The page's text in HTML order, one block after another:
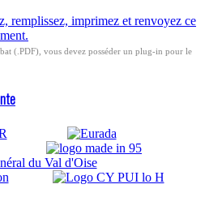
remplissez, imprimez et renvoyez ce
(.PDF), vous devez posséder un plug-in pour le